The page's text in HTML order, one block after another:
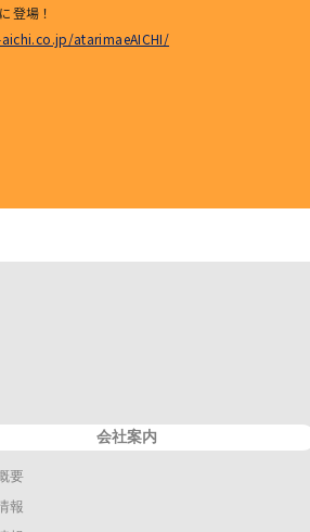
登場！
atarimaeAICHI/
会社案内
要
報